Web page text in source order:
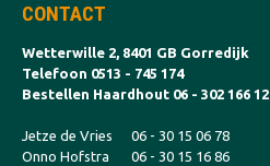
CONTACT
Wetterwille 2, 8401 GB Gorredijk
Telefoon 0513 - 745 174
Bestellen Haardhout 06 - 302 166 12
Jetze de Vries
06 - 30 15 06 78
Onno Hofstra
06 - 30 15 16 86